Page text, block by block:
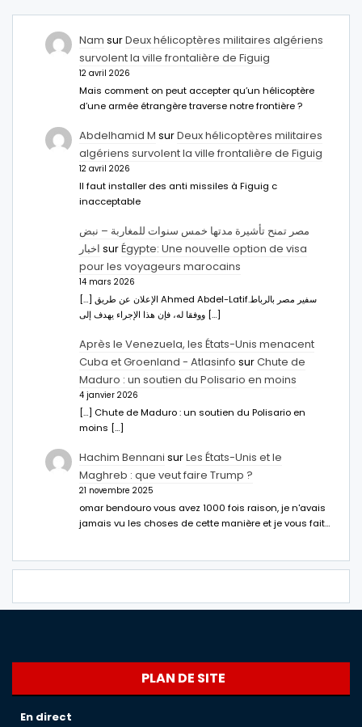
Nam surDeux hélicoptères militaires algériens
survolent la ville frontalière de Figuig
12 avril 2026
Mais comment on peut accepter qu’un hélicoptère
d’une armée étrangère traverse notre frontière ?
Abdelhamid M surDeux hélicoptères militaires
algériens survolent la ville frontalière de Figuig
12 avril 2026
Il faut installer des anti missiles à Figuig c
inacceptable
مصر تمنح تأشيرة مدتها خمس سنوات للمغاربة – نبض
اخبار surÉgypte: Une nouvelle option de visa
pour les voyageurs marocains
14 mars 2026
[…] الإعلان عن طريق Ahmed Abdel-Latifسفير مصر بالرباط.
ووفقا له، فإن هذا الإجراء يهدف إلى […]
Après le Venezuela, les États-Unis menacent
Cuba et Groenland - Atlasinfo surChute de
Maduro : un soutien du Polisario en moins
4 janvier 2026
[…] Chute de Maduro : un soutien du Polisario en
moins […]
Hachim Bennani surLes États-Unis et le
Maghreb : que veut faire Trump ?
21 novembre 2025
omar bendouro vous avez 1000 fois raison, je n'avais
jamais vu les choses de cette manière et je vous fait…
PLAN DE SITE
En direct